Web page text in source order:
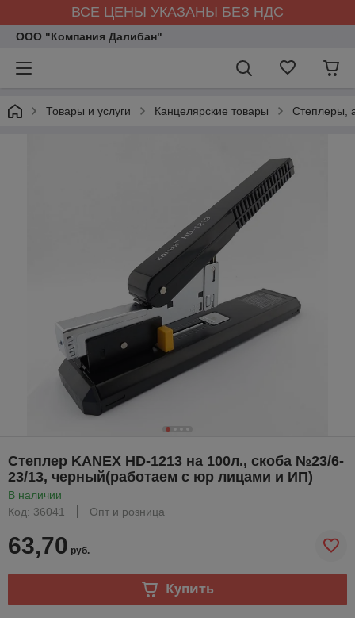
ВСЕ ЦЕНЫ УКАЗАНЫ БЕЗ НДС
ООО "Компания Далибан"
Товары и услуги Канцелярские товары Степлеры,
Степлер KANEX HD-1213 на 100л., скоба №23/6-
23/13, черный(работаем с юр лицами и ИП)
В наличии
Код: 36041
Опт и розница
63,70 руб.
Купить